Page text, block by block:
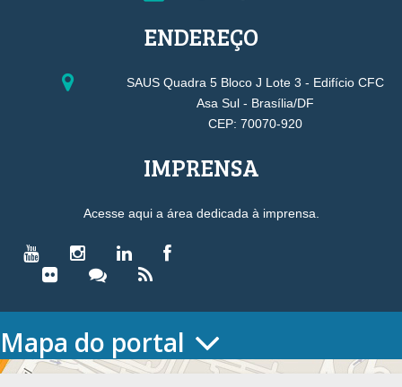
ENDEREÇO
SAUS Quadra 5 Bloco J Lote 3 - Edifício CFC
Asa Sul - Brasília/DF
CEP: 70070-920
IMPRENSA
Acesse aqui a área dedicada à imprensa.
Mapa do portal
HOME